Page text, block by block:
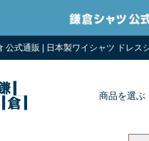
公式通販 | 日本製ワイシャツ ドレス
商品を選ぶ